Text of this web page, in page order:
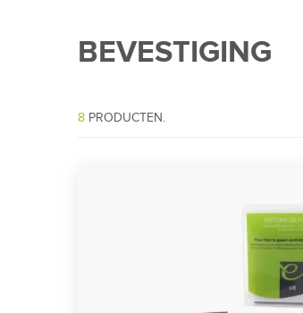
BEVESTIGING
8 PRODUCTEN.